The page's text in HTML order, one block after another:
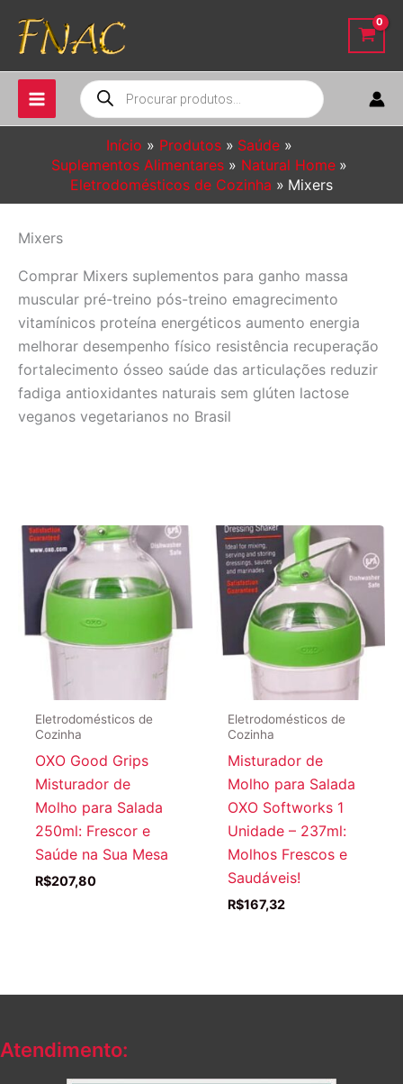
para
conteúdo
Pesquisar
produtos
Início Produtos
Saúde
Suplementos Alimentares
Natural Home
Eletrodomésticos de Cozinha
Mixers
Mixers
Comprar Mixers suplementos para ganho massa
muscular pré-treino pós-treino emagrecimento
vitamínicos proteína energéticos aumento energia
melhorar desempenho físico resistência recuperação
fortalecimento ósseo saúde das articulações reduzir
fadiga antioxidantes naturais sem glúten lactose
veganos vegetarianos no Brasil
Eletrodomésticos de
Cozinha
OXO Good Grips
Misturador de
Molho para Salada
250ml: Frescor e
Saúde na Sua Mesa
R$207,80
Eletrodomésticos de
Cozinha
Misturador de
Molho para Salada
OXO Softworks 1
Unidade – 237ml:
Molhos Frescos e
Saudáveis!
R$167,32
Atendimento: